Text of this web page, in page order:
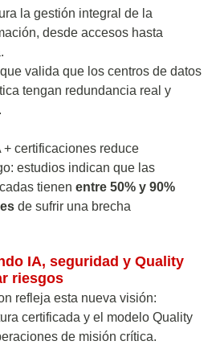
la gestión integral de la
desde accesos hasta
valida que los centros de datos
tengan redundancia real y
+ certificaciones reduce
estudios indican que las
tienenentre 50% y 90%
de sufrir una brecha
IA, seguridad y Quality
riesgos
refleja esta nueva visión:
certificada y el modelo Quality
de misión crítica.